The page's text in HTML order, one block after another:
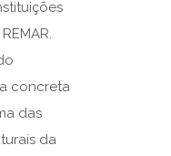
concreta
das
da